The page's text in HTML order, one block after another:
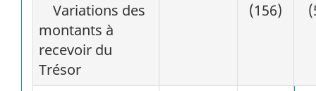
Variations des
montants à
recevoir du
Trésor
(156)